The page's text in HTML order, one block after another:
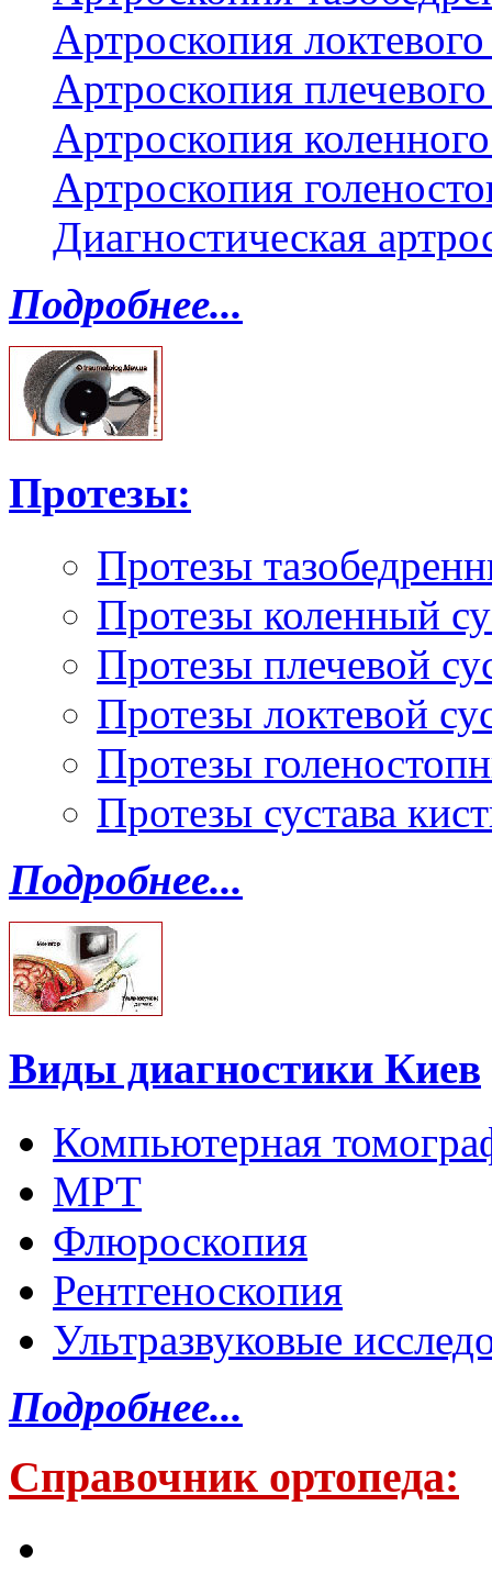
Артроскопия
Артроскопия
Артроскопия
Артроскопия
Диагностическая
Подробнее...
Протезы:
Протезы
Протезы коленный
Протезы плечевой
Протезы локтевой
Протезы
Протезы сустава
Подробнее...
Виды диагностики Киев
Компьютерная
МРТ
Флюроскопия
Рентгеноскопия
Ультразвуковые
Подробнее...
Справочник ортопеда: